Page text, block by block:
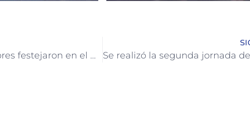
Los adultos mayores festejaron en el Parque Quirós